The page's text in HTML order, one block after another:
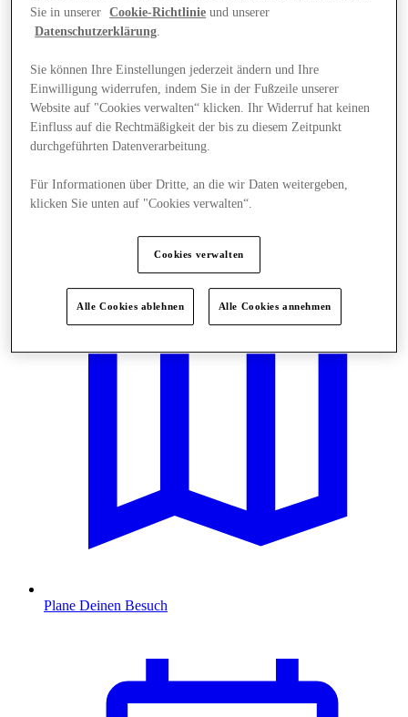
Plane Deinen Besuch
Sie in unserer
Cookie-Richtlinie und unserer
Datenschutzerklärung.
Sie können Ihre Einstellungen jederzeit ändern und Ihre
Einwilligung widerrufen, indem Sie in der Fußzeile unserer
Website auf "Cookies verwalten“ klicken. Ihr Widerruf hat keinen
Einfluss auf die Rechtmäßigkeit der bis zu diesem Zeitpunkt
durchgeführten Datenverarbeitung.
Für Informationen über Dritte, an die wir Daten weitergeben,
klicken Sie unten auf "Cookies verwalten“.
Cookies verwalten
Alle Cookies ablehnen Alle Cookies annehmen